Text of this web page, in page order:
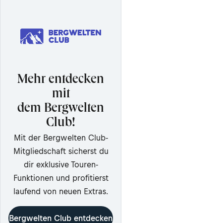
Mehr entdecken
mit
dem Bergwelten
Club!
Mit der Bergwelten Club-
Mitgliedschaft sicherst du
dir exklusive Touren-
Funktionen und profitierst
laufend von neuen Extras.
Bergwelten Club entdecken